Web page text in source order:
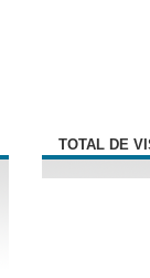
TOTAL DE